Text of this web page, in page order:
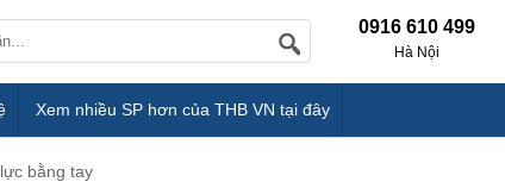
0916 610 499
Hà Nội
Xem nhiều SP hơn của THB VN tại đây
bằng tay